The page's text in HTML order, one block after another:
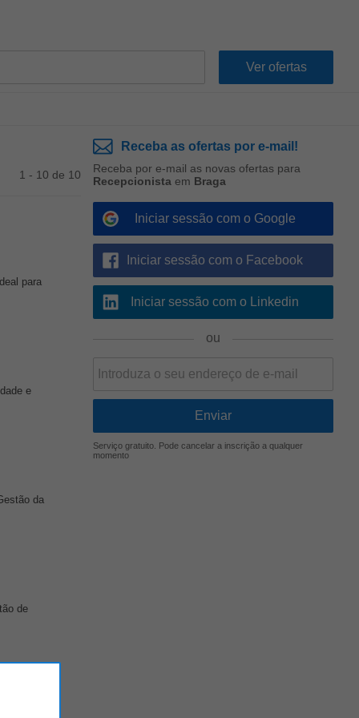
1 - 10 de 10
para
e
da
de
Receba as ofertas por e-mail!
Receba por e-mail as novas ofertas para
Recepcionista em Braga
Iniciar sessão com o Google
Iniciar sessão com o Facebook
Iniciar sessão com o Linkedin
ou
Serviço gratuito. Pode cancelar a inscrição a qualquer
momento